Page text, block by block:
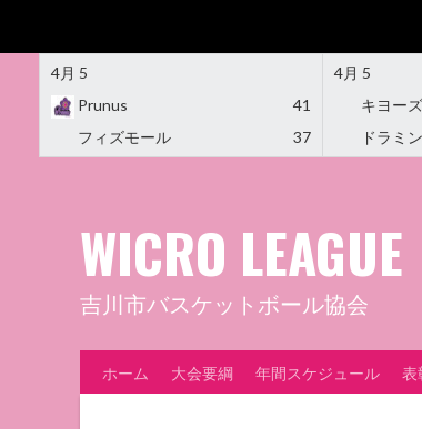
4月 5
Prunus
41
フィズモール
37
4月 5
キヨーズ
ドラミ
WICRO LEAGUE
吉川市バスケットボール協会
ホーム 大会要綱 年間スケジュール 表